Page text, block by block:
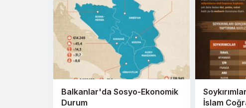
Balkanlar'da Sosyo-Ekonomik
Durum
İslam